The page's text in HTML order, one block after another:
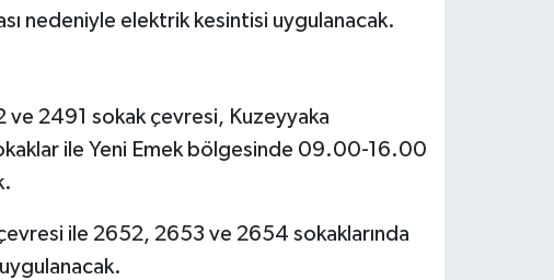
nedeniyle elektrik kesintisi uygulanacak.
2491 sokak çevresi, Kuzeyyaka
ile Yeni Emek bölgesinde 09.00-16.00
ile 2652, 2653 ve 2654 sokaklarında